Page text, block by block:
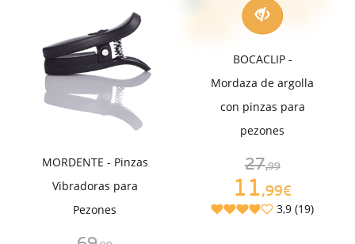
MORDENTE - Pinzas
Vibradoras para
Pezones
BOCACLIP -
Mordaza de argolla
con pinzas para
pezones
27,99
11,99€
3,9 (19)